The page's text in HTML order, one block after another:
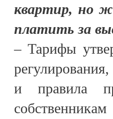
квартир, но
платить за
– Тарифы
и правила